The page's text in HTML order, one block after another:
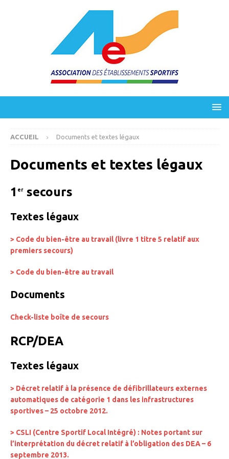
ACCUEIL Documents et textes légaux
Documents et textes légaux
1 er secours
Textes légaux
> Code du bien-être au travail (livre 1 titre 5 relatif aux
premiers secours)
> Code du bien-être au travail
Documents
Check-liste boîte de secours
RCP/DEA
Textes légaux
> Décret relatif à la présence de défibrillateurs externes
automatiques de catégorie 1 dans les infrastructures
sportives – 25 octobre 2012.
> CSLI (Centre Sportif Local Intégré) : Notes portant sur
l’interprétation du décret relatif à l’obligation des DEA – 6
septembre 2013.